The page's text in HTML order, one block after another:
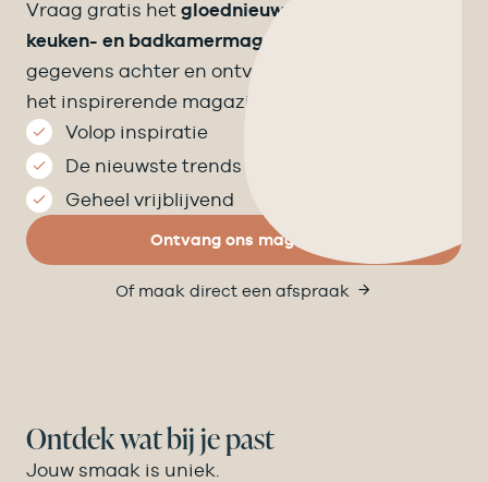
Vraag gratis het gloednieuwe Velthuizen
keuken- en badkamermagazine
gegevens achter en ontvang binnen een week
het inspirerende magazine op de mat.
Volop inspiratie
De nieuwste trends
Geheel vrijblijvend
Ontvang ons magazine
Of maak direct een afspraak
Ontdek wat bij je past
Jouw smaak is uniek.